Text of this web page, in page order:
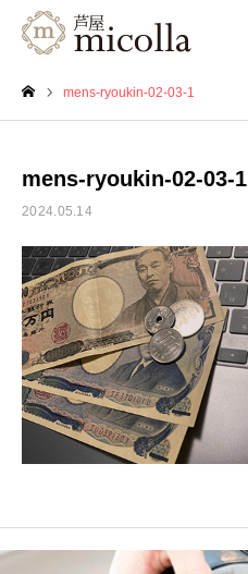
mens-ryoukin-02-03-1
mens-ryoukin-02-03-1
2024.05.14